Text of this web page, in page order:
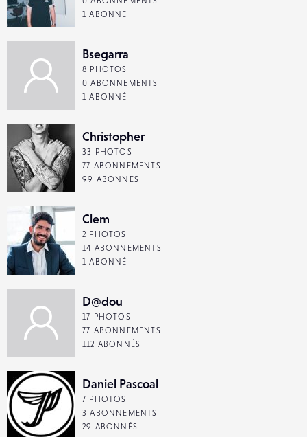
1 ABONNÉ
Bsegarra
8 PHOTOS
0 ABONNEMENTS
1 ABONNÉ
Christopher
33 PHOTOS
77 ABONNEMENTS
99 ABONNÉS
Clem
2 PHOTOS
14 ABONNEMENTS
1 ABONNÉ
D@dou
17 PHOTOS
77 ABONNEMENTS
112 ABONNÉS
Daniel Pascoal
7 PHOTOS
3 ABONNEMENTS
29 ABONNÉS